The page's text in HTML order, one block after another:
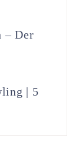
– Der
| 5